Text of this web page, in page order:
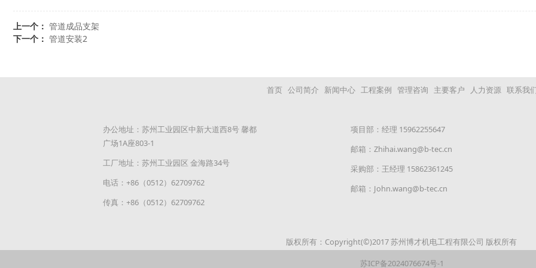
上一个： 管道成品支架
下一个： 管道安装2
首页 公司简介 新闻中心 工程案例 管理咨询 主要客户 人力资源 联系我
办公地址：苏州工业园区中新大道西8号 馨都
广场1A座803-1
工厂地址：苏州工业园区 金海路34号
电话：+86（0512）62709762
传真：+86（0512）62709762
项目部：经理 15962255647
邮箱：Zhihai.wang@b-tec.cn
采购部：王经理 15862361245
邮箱：John.wang@b-tec.cn
版权所有：Copyright(©)2017 苏州博才机电工程有限公司 版权所有
苏ICP备2024076674号-1